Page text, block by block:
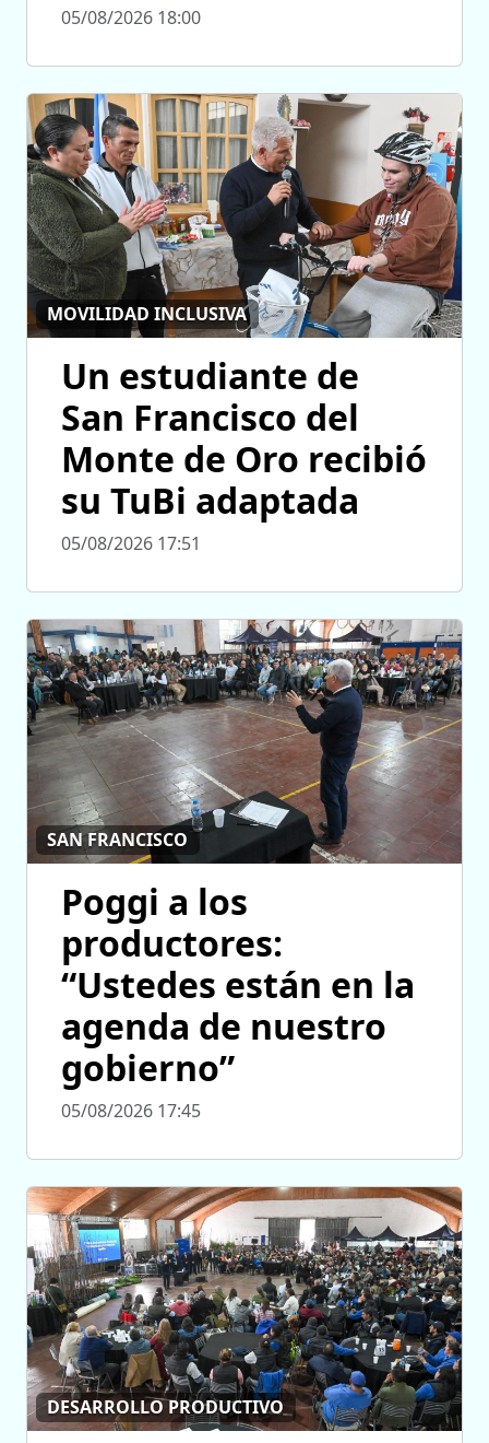
05/08/2026 18:00
MOVILIDAD INCLUSIVA
Un estudiante de
San Francisco del
Monte de Oro recibió
su TuBi adaptada
05/08/2026 17:51
SAN FRANCISCO
Poggi a los
productores:
“Ustedes están en la
agenda de nuestro
gobierno”
05/08/2026 17:45
DESARROLLO PRODUCTIVO